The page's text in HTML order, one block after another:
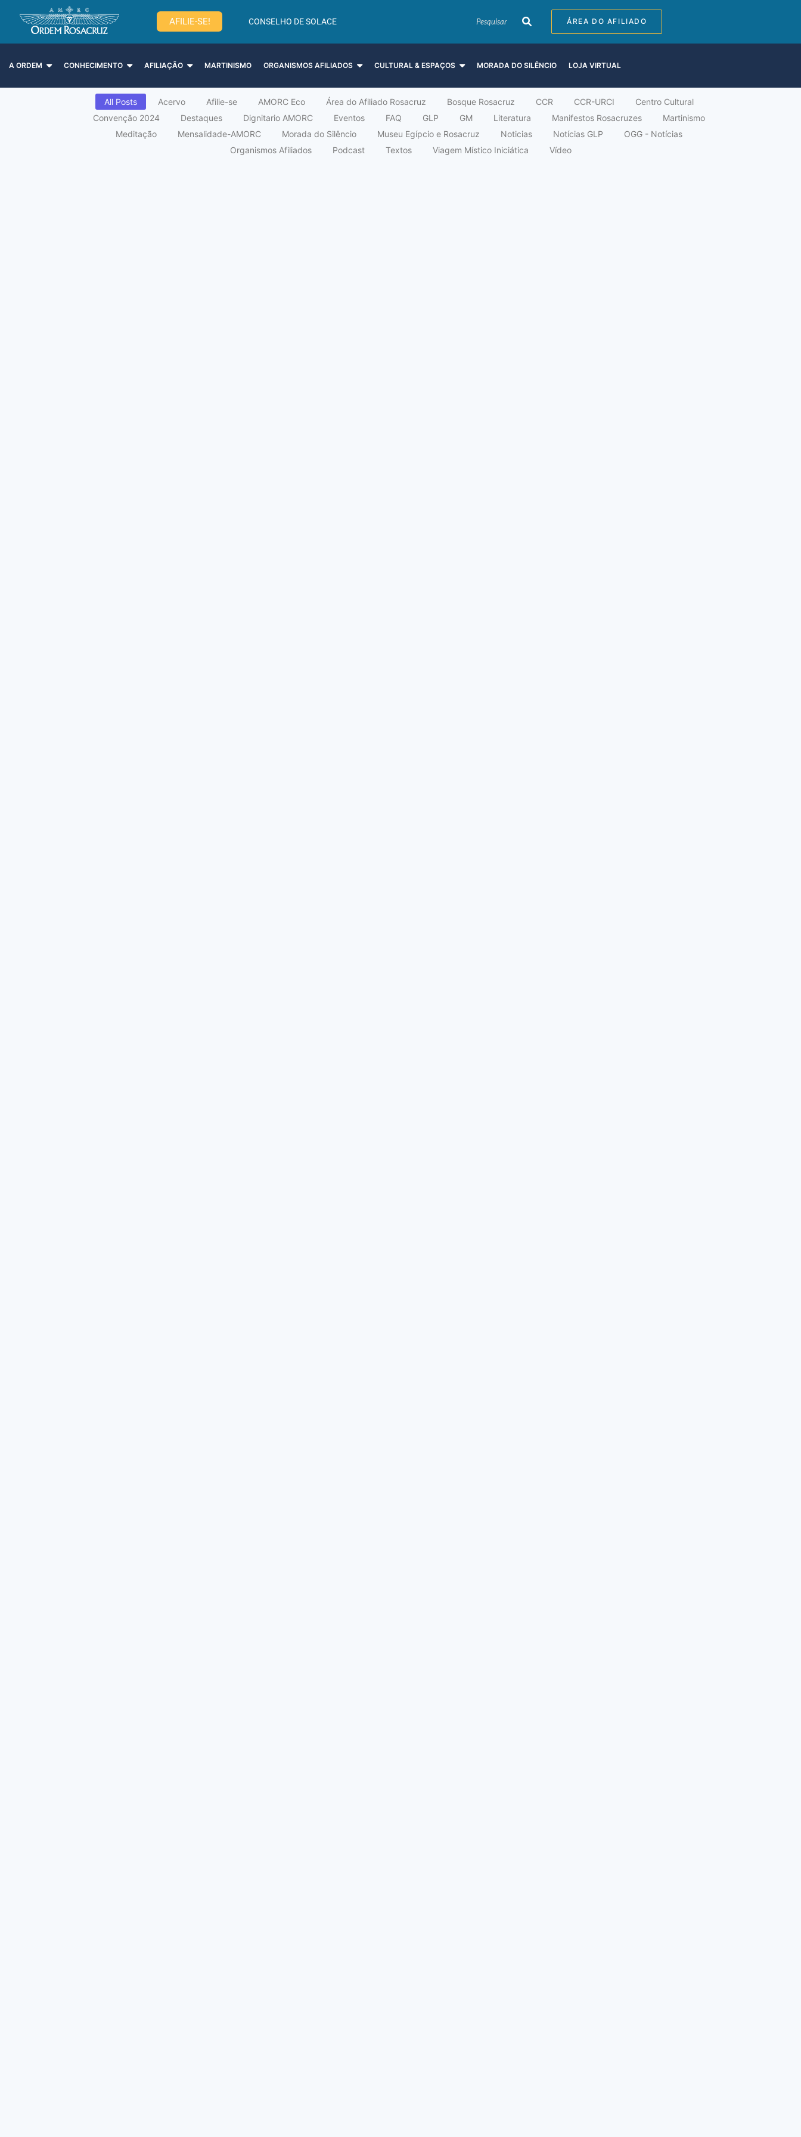
AFILIE-SE! CONSELHO DE SOLACE ÁREA DO AFILIADO
A ORDEM CONHECIMENTO AFILIAÇÃO MARTINISMO ORGANISMOS AFILIADOS CULTURAL & ESPAÇOS MORADA DO SILÊNCIO LOJA VIRTUAL
All Posts Acervo Afilie-se AMORC Eco Área do Afiliado Rosacruz Bosque Rosacruz CCR CCR-URCI
Centro Cultural
Convenção 2024
Destaques Dignitario AMORC Eventos FAQ GLP GM Literatura Manifestos Rosacruzes
Martinismo
Meditação
Mensalidade-AMORC Morada do Silêncio Museu Egípcio e Rosacruz Noticias Notícias GLP
OGG - Notícias
Organismos Afiliados
Podcast Textos Viagem Místico Iniciática Vídeo